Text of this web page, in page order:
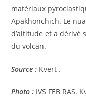
matériaux
Apakhonchich. Le
d’altitude et a dérivé
du volcan.
Source : Kvert .
Photo : IVS FEB RAS.